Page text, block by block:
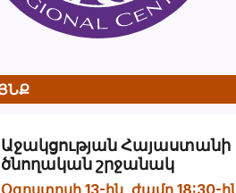
Աջակցության Հայաստանի
ծնողական շրջանակ
Օգոստոսի 13-ին, ժամը 18:30-